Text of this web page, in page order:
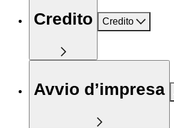
Credito Credito
Avvio d’impresa